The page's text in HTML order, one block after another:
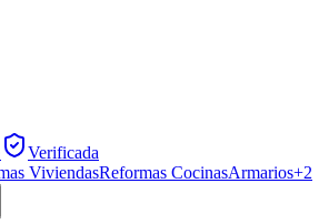
Verificada
ViviendasReformas CocinasArmarios+2